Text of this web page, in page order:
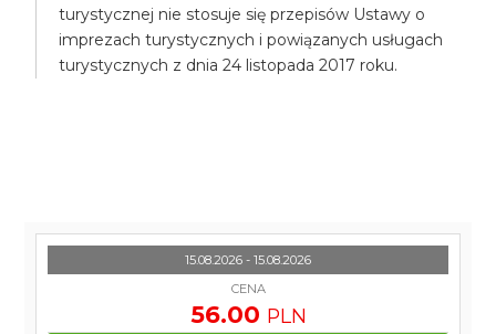
turystycznej nie stosuje się przepisów Ustawy o
imprezach turystycznych i powiązanych usługach
turystycznych z dnia 24 listopada 2017 roku.
15.08.2026 - 15.08.2026
CENA
56.00 PLN